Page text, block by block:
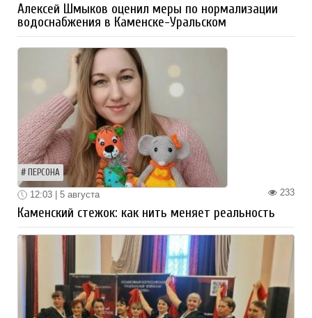
Алексей Шмыков оценил меры по нормализации
водоснабжения в Каменске-Уральском
ПЕРСОНА
233
12:03 | 5 августа
Каменский стежок: как нить меняет реальность